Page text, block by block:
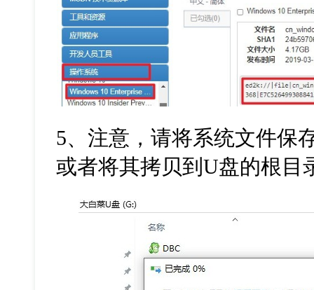
5、注意，请将系统文件保
或者将其拷贝到U盘的根目